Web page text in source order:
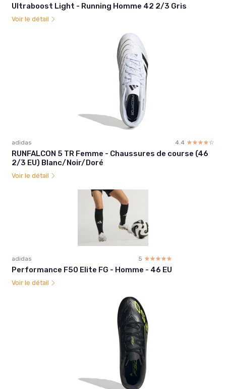
Ultraboost Light - Running Homme 42 2/3 Gris
Voir le détail
adidas 4.4 ☆☆☆☆☆
★★★★★
RUNFALCON 5 TR Femme - Chaussures de course (46
2/3 EU) Blanc/Noir/Doré
Voir le détail
adidas 5 ☆☆☆☆☆
★★★★★
Performance F50 Elite FG - Homme - 46 EU
Voir le détail